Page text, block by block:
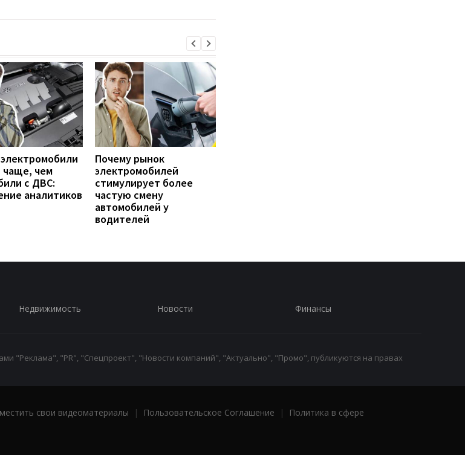
чем
с ДВС:
аналитиков
Почему рынок
электромобилей
стимулирует более
частую смену
автомобилей у
водителей
Недвижимость Новости Финансы
"Реклама", "PR", "Спецпроект", "Новости компаний", "Актуально", "Промо", публикуются на правах
свои видеоматериалы | Пользовательское Соглашение |
Политика в сфере